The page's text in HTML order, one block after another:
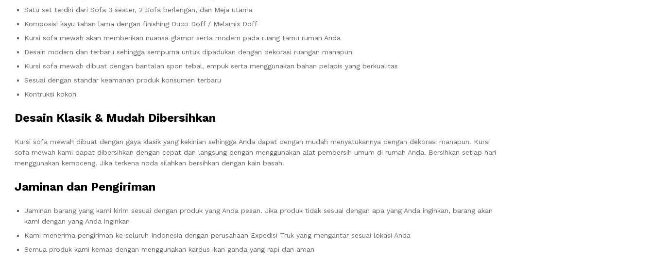
Satu set terdiri dari Sofa 3 seater, 2 Sofa berlengan, dan Meja utama
Komposisi kayu tahan lama dengan finishing Duco Doff / Melamix Doff
Kursi sofa mewah akan memberikan nuansa glamor serta modern pada ruang tamu rumah Anda
Desain modern dan terbaru sehingga sempurna untuk dipadukan dengan dekorasi ruangan manapun
Kursi sofa mewah dibuat dengan bantalan spon tebal, empuk serta menggunakan bahan pelapis yang berkualitas
Sesuai dengan standar keamanan produk konsumen terbaru
Kontruksi kokoh
Desain Klasik & Mudah Dibersihkan
Kursi sofa mewah dibuat dengan gaya klasik yang kekinian sehingga Anda dapat dengan mudah menyatukannya dengan dekorasi manapun. Kursi
sofa mewah kami dapat dibersihkan dengan cepat dan langsung dengan menggunakan alat pembersih umum di rumah Anda. Bersihkan setiap hari
menggunakan kemoceng. Jika terkena noda silahkan bersihkan dengan kain basah.
Jaminan dan Pengiriman
Jaminan barang yang kami kirim sesuai dengan produk yang Anda pesan. Jika produk tidak sesuai dengan apa yang Anda inginkan, barang akan
kami dengan yang Anda inginkan
Kami menerima pengiriman ke seluruh Indonesia dengan perusahaan Expedisi Truk yang mengantar sesuai lokasi Anda
Semua produk kami kemas dengan menggunakan kardus ikan ganda yang rapi dan aman